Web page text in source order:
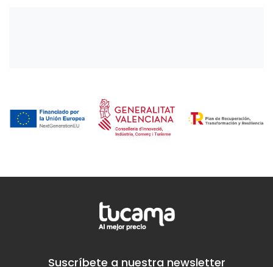
Suscríbete a nuestra newsletter